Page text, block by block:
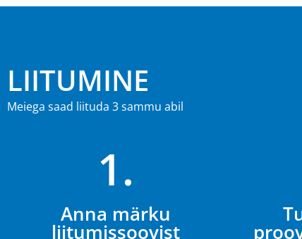
LIITUMINE
Meiega saad liituda 3 sammu abil
1.
Anna märku
liitumissoovist